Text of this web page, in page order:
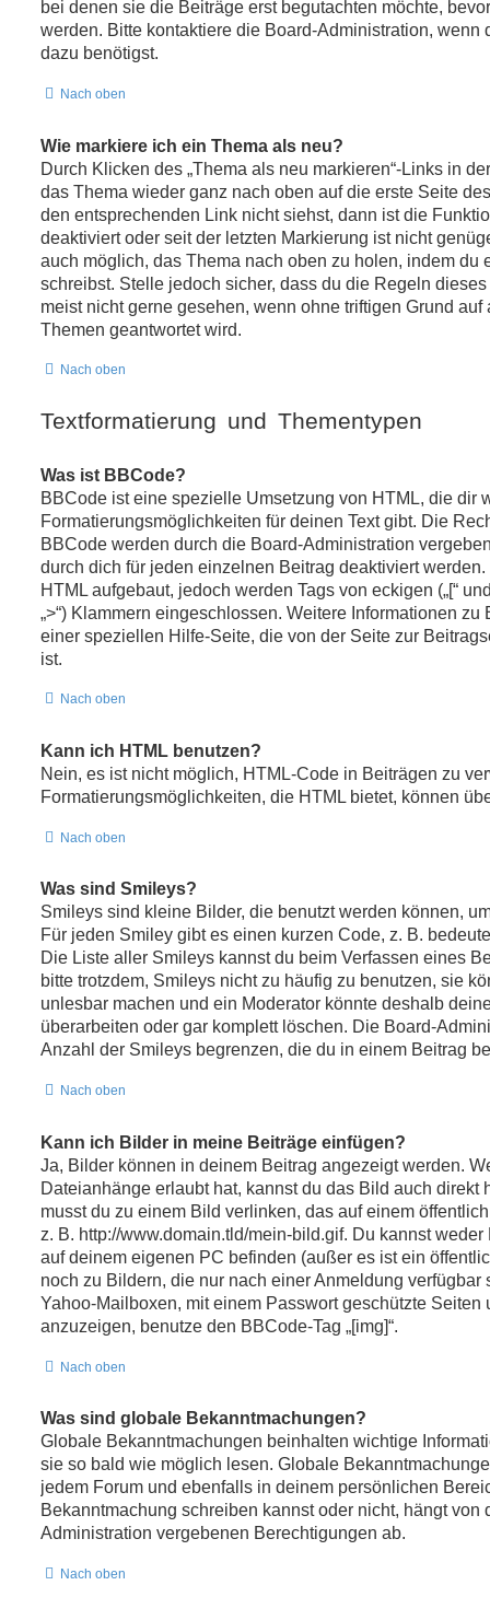
bei denen sie die Beiträge erst begutachten möchte,
werden. Bitte kontaktiere die Board-Administration, wenn
dazu benötigst.
Nach oben
Wie markiere ich ein Thema als neu?
Durch Klicken des „Thema als neu markieren“-Links in
das Thema wieder ganz nach oben auf die erste Seite
den entsprechenden Link nicht siehst, dann ist die
deaktiviert oder seit der letzten Markierung ist nicht
auch möglich, das Thema nach oben zu holen, indem du
schreibst. Stelle jedoch sicher, dass du die Regeln
meist nicht gerne gesehen, wenn ohne triftigen Grund
Themen geantwortet wird.
Nach oben
Textformatierung und Thementypen
Was ist BBCode?
BBCode ist eine spezielle Umsetzung von HTML, die dir
Formatierungsmöglichkeiten für deinen Text gibt. Die
BBCode werden durch die Board-Administration
durch dich für jeden einzelnen Beitrag deaktiviert
HTML aufgebaut, jedoch werden Tags von eckigen („[“ und
„>“) Klammern eingeschlossen. Weitere Informationen zu
einer speziellen Hilfe-Seite, die von der Seite zur
ist.
Nach oben
Kann ich HTML benutzen?
Nein, es ist nicht möglich, HTML-Code in Beiträgen zu
Formatierungsmöglichkeiten, die HTML bietet, können
Nach oben
Was sind Smileys?
Smileys sind kleine Bilder, die benutzt werden können,
Für jeden Smiley gibt es einen kurzen Code, z. B.
Die Liste aller Smileys kannst du beim Verfassen eines
bitte trotzdem, Smileys nicht zu häufig zu benutzen, sie
unlesbar machen und ein Moderator könnte deshalb
überarbeiten oder gar komplett löschen. Die Board-
Anzahl der Smileys begrenzen, die du in einem Beitrag
Nach oben
Kann ich Bilder in meine Beiträge einfügen?
Ja, Bilder können in deinem Beitrag angezeigt werden.
Dateianhänge erlaubt hat, kannst du das Bild auch direkt
musst du zu einem Bild verlinken, das auf einem
z. B. http://www.domain.tld/mein-bild.gif. Du kannst
auf deinem eigenen PC befinden (außer es ist ein
noch zu Bildern, die nur nach einer Anmeldung verfügbar
Yahoo-Mailboxen, mit einem Passwort geschützte Seiten
anzuzeigen, benutze den BBCode-Tag „[img]“.
Nach oben
Was sind globale Bekanntmachungen?
Globale Bekanntmachungen beinhalten wichtige
sie so bald wie möglich lesen. Globale
jedem Forum und ebenfalls in deinem persönlichen
Bekanntmachung schreiben kannst oder nicht, hängt von
Administration vergebenen Berechtigungen ab.
Nach oben